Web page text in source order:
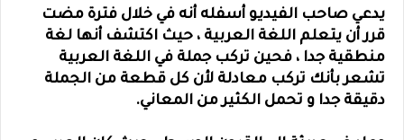
يدعي صاحب الفيديو أسفله أنه في خلال فترة مضت
قرر أن يتعلم اللغة العربية ، حيث اكتشف أنها لغة
منطقية جدا ، فحين تركب جملة في اللغة العربية
تشعر بأنك تركب معادلة لأن كل قطعة من الجملة
دقيقة جدا و تحمل الكثير من المعاني.